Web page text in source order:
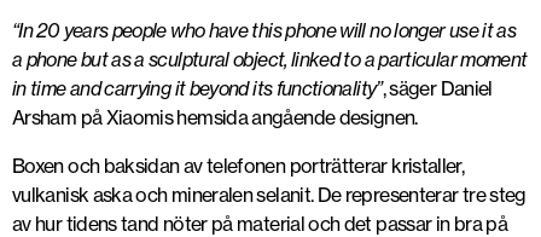
“In 20 years people who have this phone will no longer use it as
a phone but as a sculptural object, linked to a particular moment
in time and carrying it beyond its functionality”, säger Daniel
Arsham på Xiaomis hemsida angående designen.
Boxen och baksidan av telefonen porträtterar kristaller,
vulkanisk aska och mineralen selanit. De representerar tre steg
av hur tidens tand nöter på material och det passar in bra på